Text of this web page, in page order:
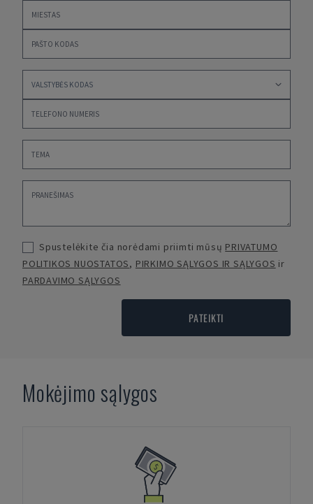
Spustelėkite čia norėdami priimti mūsų PRIVATUMO
POLITIKOS NUOSTATOS, PIRKIMO SĄLYGOS IR SĄLYGOS ir
PARDAVIMO SĄLYGOS
PATEIKTI
Mokėjimo sąlygos